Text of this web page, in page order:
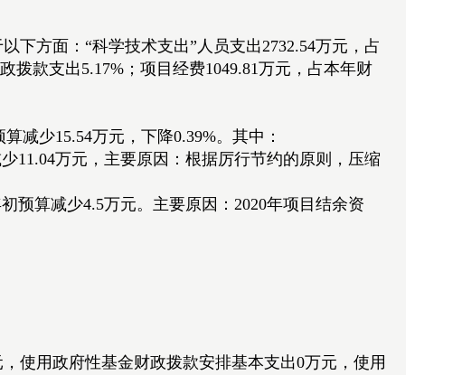
下方面：“科学技术支出”人员支出2732.54万元，占
拨款支出5.17%；项目经费1049.81万元，占本年财
减少15.54万元，下降0.39%。其中：
11.04万元，主要原因：根据厉行节约的原则，压缩
预算减少4.5万元。主要原因：2020年项目结余资
使用政府性基金财政拨款安排基本支出0万元，使用